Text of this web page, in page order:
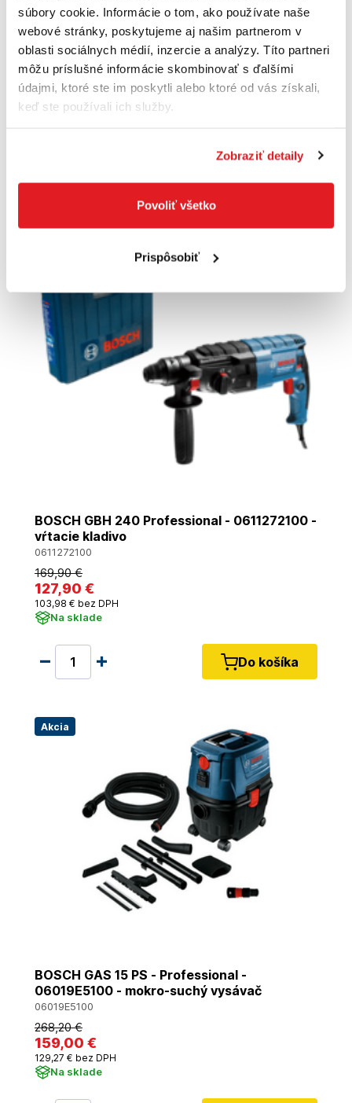
súbory cookie. Informácie o tom, ako používate naše
webové stránky, poskytujeme aj našim partnerom v
oblasti sociálnych médií, inzercie a analýzy. Títo partneri
môžu príslušné informácie skombinovať s ďalšími
údajmi, ktoré ste im poskytli alebo ktoré od vás získali,
keď ste používali ich služby.
Zobraziť detaily
Povoliť všetko
Prispôsobiť
BOSCH GAS 12-25 PL Professional -
060197C100 - Profesionálny vysávač na
mokré / suché vysávanie
060197C100
,50 €
BOSCH GBH 240 Professional - 0611272100 -
vŕtacie kladivo
0611272100
169,90 €
127,90 €
103,98 € bez DPH
Na sklade
Do košíka
Akcia
BOSCH GAS 15 PS - Professional -
06019E5100 - mokro-suchý vysávač
06019E5100
268,20 €
159,00 €
129,27 € bez DPH
Na sklade